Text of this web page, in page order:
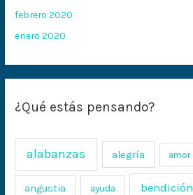
febrero 2020
enero 2020
¿Qué estás pensando?
alabanzas alegría amor
angustia ayuda bendición